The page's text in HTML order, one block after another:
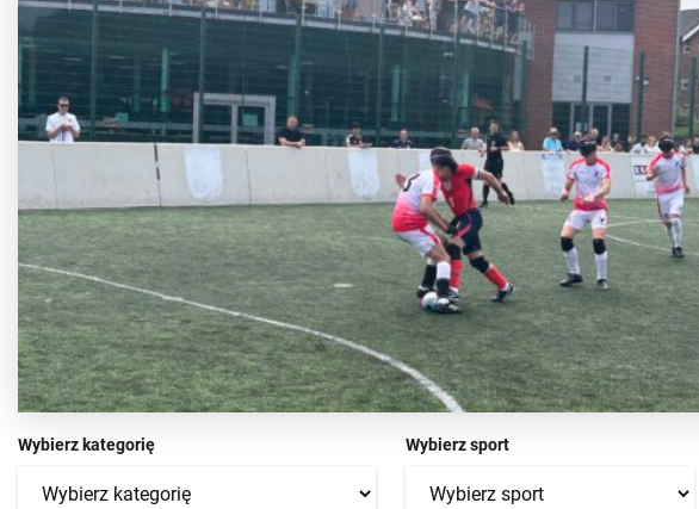
Wybierz kategorię Wybierz sport